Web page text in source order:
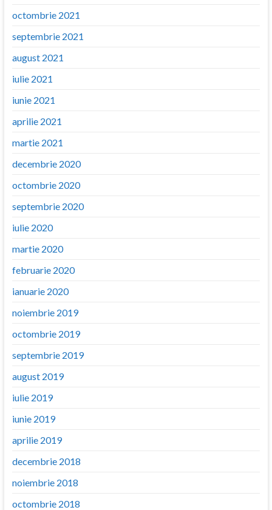
octombrie 2021
septembrie 2021
august 2021
iulie 2021
iunie 2021
aprilie 2021
martie 2021
decembrie 2020
octombrie 2020
septembrie 2020
iulie 2020
martie 2020
februarie 2020
ianuarie 2020
noiembrie 2019
octombrie 2019
septembrie 2019
august 2019
iulie 2019
iunie 2019
aprilie 2019
decembrie 2018
noiembrie 2018
octombrie 2018